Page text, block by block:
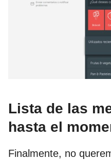
Lista de las
hasta el
Finalmente, no